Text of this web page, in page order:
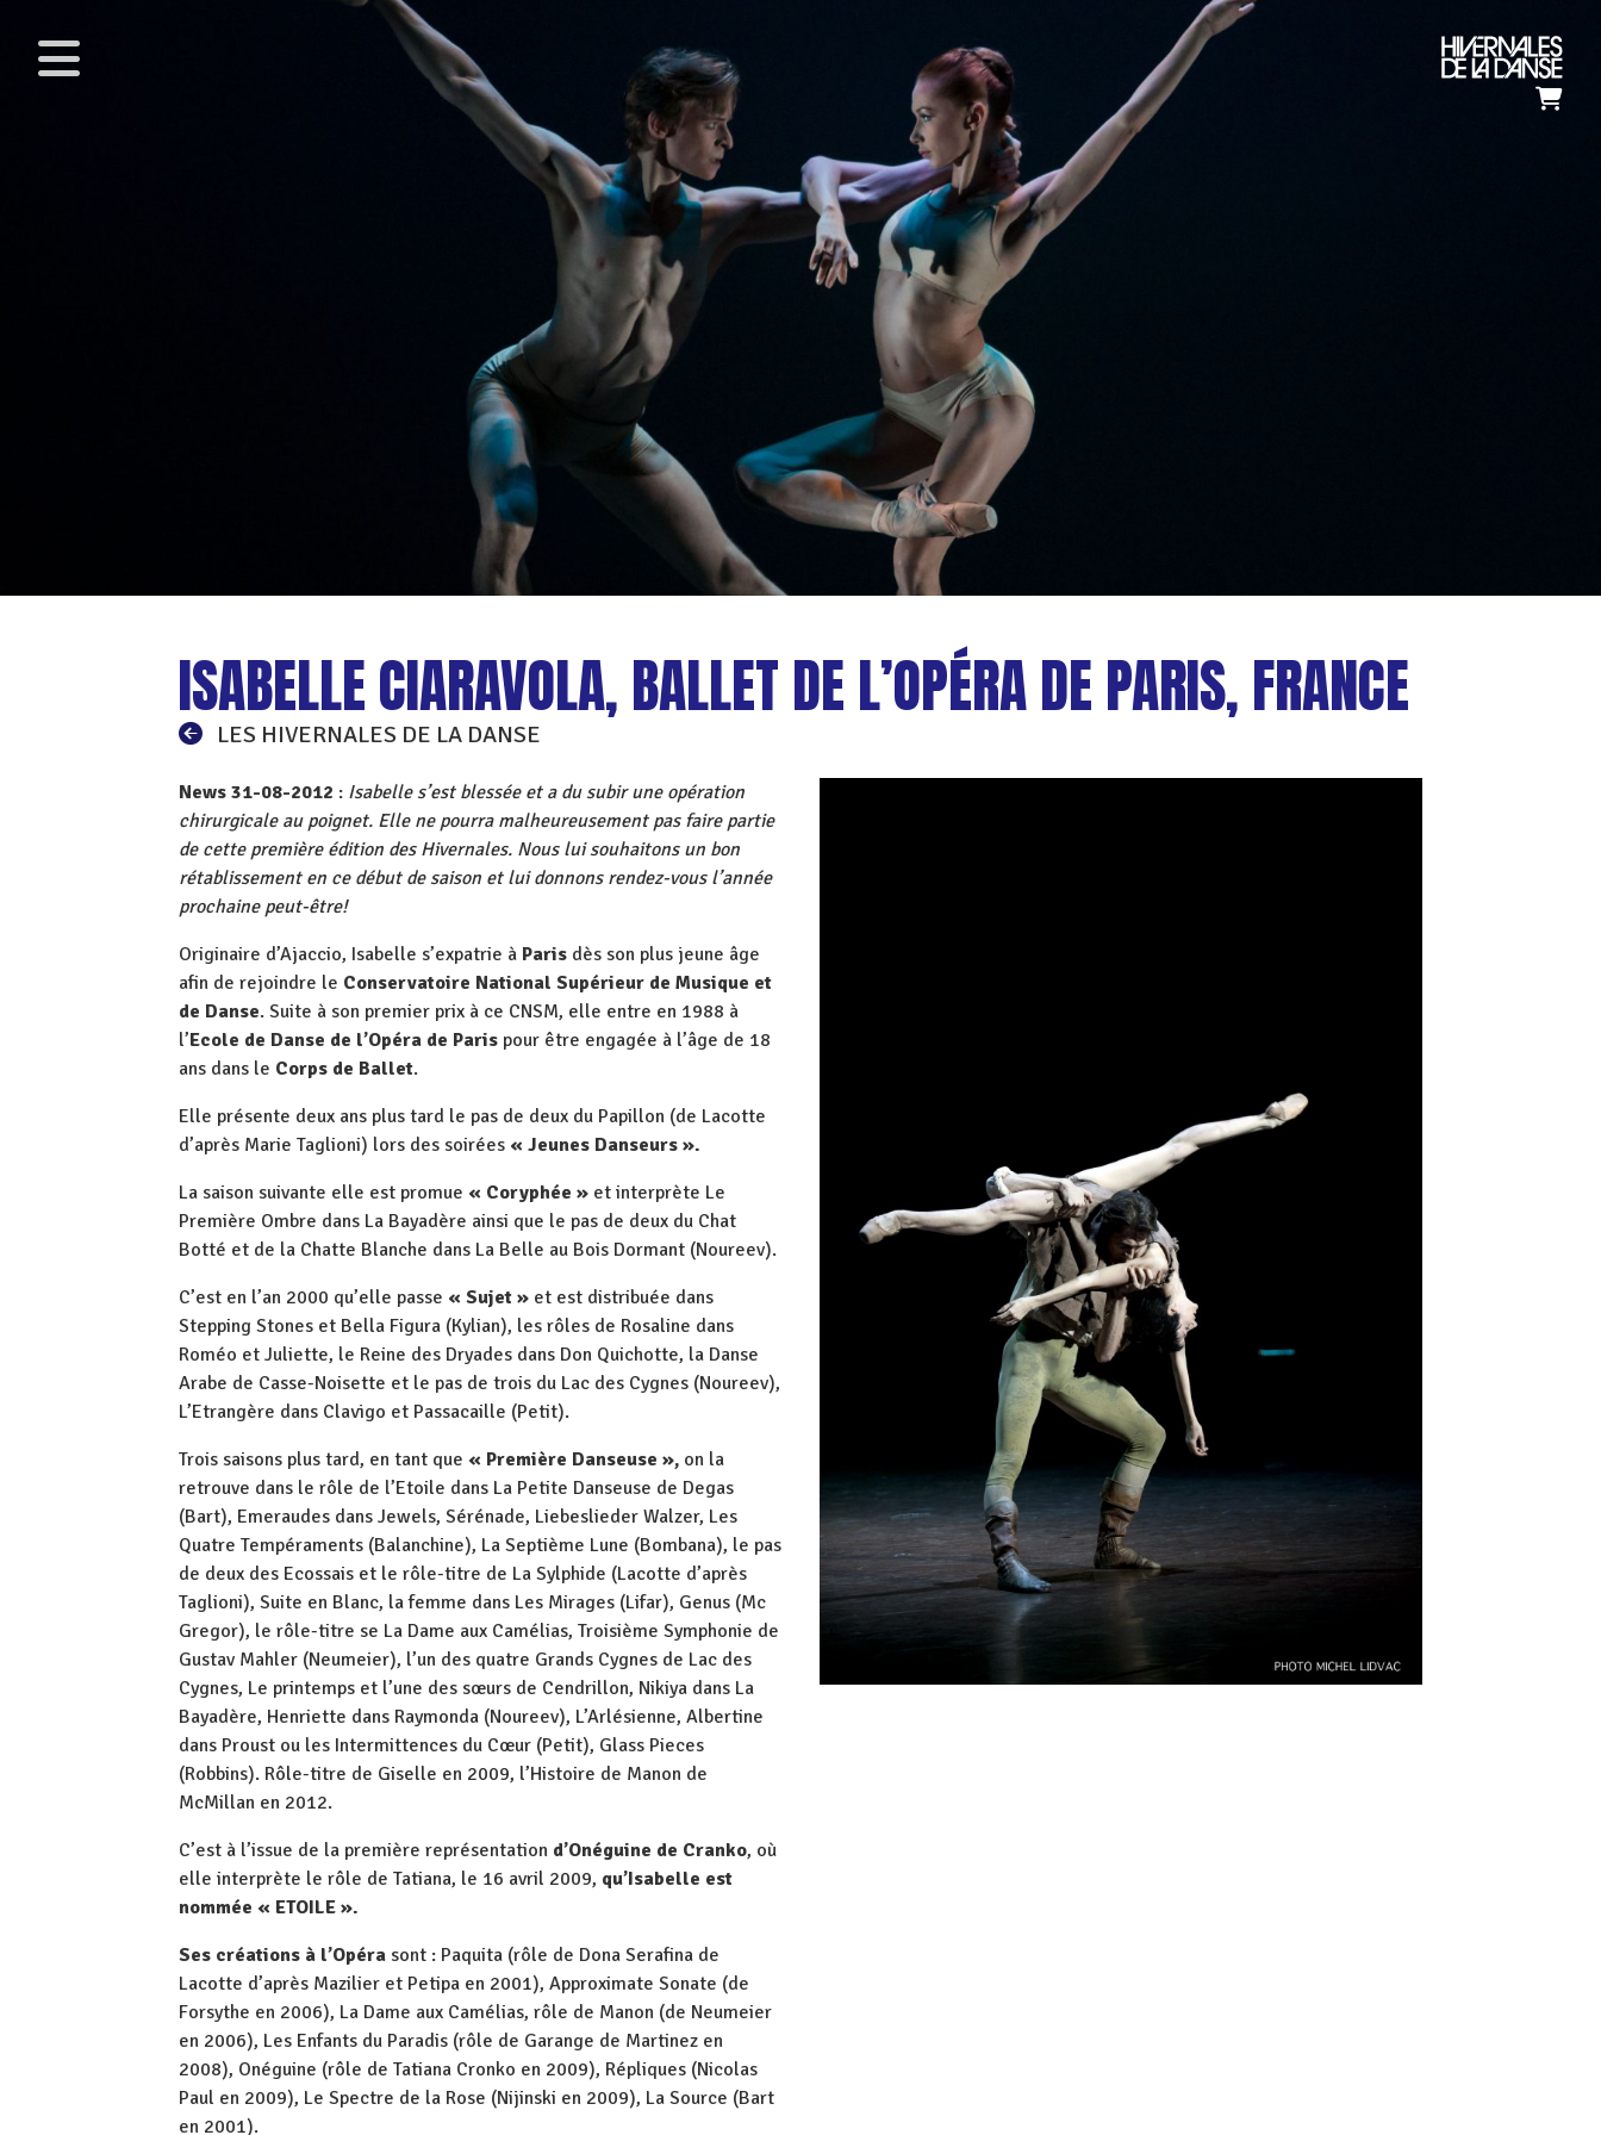
ISABELLE CIARAVOLA, BALLET DE L’OPÉRA DE PARIS, FRANCE
LES HIVERNALES DE LA DANSE
News 31-08-2012 : Isabelle s’est blessée et a du subir une opération
chirurgicale au poignet. Elle ne pourra malheureusement pas faire partie
de cette première édition des Hivernales. Nous lui souhaitons un bon
rétablissement en ce début de saison et lui donnons rendez-vous l’année
prochaine peut-être!
Originaire d’Ajaccio, Isabelle s’expatrie à Paris dès son plus jeune âge
afin de rejoindre le Conservatoire National Supérieur de Musique et
de Danse. Suite à son premier prix à ce CNSM, elle entre en 1988 à
l’Ecole de Danse de l’Opéra de Paris pour être engagée à l’âge de 18
ans dans le Corps de Ballet.
Elle présente deux ans plus tard le pas de deux du Papillon (de Lacotte
d’après Marie Taglioni) lors des soirées « Jeunes Danseurs ».
La saison suivante elle est promue « Coryphée » et interprète Le
Première Ombre dans La Bayadère ainsi que le pas de deux du Chat
Botté et de la Chatte Blanche dans La Belle au Bois Dormant (Noureev).
C’est en l’an 2000 qu’elle passe « Sujet » et est distribuée dans
Stepping Stones et Bella Figura (Kylian), les rôles de Rosaline dans
Roméo et Juliette, le Reine des Dryades dans Don Quichotte, la Danse
Arabe de Casse-Noisette et le pas de trois du Lac des Cygnes (Noureev),
L’Etrangère dans Clavigo et Passacaille (Petit).
Trois saisons plus tard, en tant que « Première Danseuse », on la
retrouve dans le rôle de l’Etoile dans La Petite Danseuse de Degas
(Bart), Emeraudes dans Jewels, Sérénade, Liebeslieder Walzer, Les
Quatre Tempéraments (Balanchine), La Septième Lune (Bombana), le pas
de deux des Ecossais et le rôle-titre de La Sylphide (Lacotte d’après
Taglioni), Suite en Blanc, la femme dans Les Mirages (Lifar), Genus (Mc
Gregor), le rôle-titre se La Dame aux Camélias, Troisième Symphonie de
Gustav Mahler (Neumeier), l’un des quatre Grands Cygnes de Lac des
Cygnes, Le printemps et l’une des sœurs de Cendrillon, Nikiya dans La
Bayadère, Henriette dans Raymonda (Noureev), L’Arlésienne, Albertine
dans Proust ou les Intermittences du Cœur (Petit), Glass Pieces
(Robbins). Rôle-titre de Giselle en 2009, l’Histoire de Manon de
McMillan en 2012.
C’est à l’issue de la première représentation d’Onéguine de Cranko, où
elle interprète le rôle de Tatiana, le 16 avril 2009, qu’Isabelle est
nommée « ETOILE ».
Ses créations à l’Opéra sont : Paquita (rôle de Dona Serafina de
Lacotte d’après Mazilier et Petipa en 2001), Approximate Sonate (de
Forsythe en 2006), La Dame aux Camélias, rôle de Manon (de Neumeier
en 2006), Les Enfants du Paradis (rôle de Garange de Martinez en
2008), Onéguine (rôle de Tatiana Cronko en 2009), Répliques (Nicolas
Paul en 2009), Le Spectre de la Rose (Nijinski en 2009), La Source (Bart
en 2001).